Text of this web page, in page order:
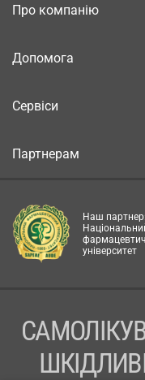
Про компанію
Допомога
Сервіси
Партнерам
Наш партнер:
університет